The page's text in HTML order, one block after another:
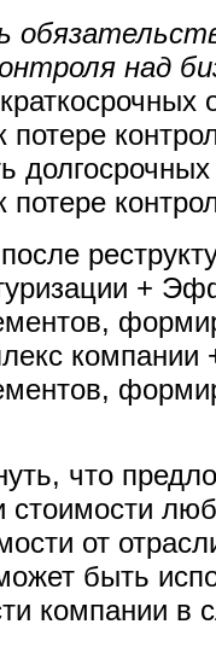
над
потере
долгосрочных
потере
+
что
стоимости
от
быть
компании в